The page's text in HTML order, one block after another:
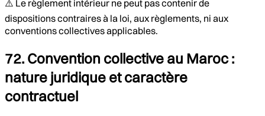
⚠️ Le règlement intérieur ne peut pas contenir de
dispositions contraires à la loi, aux règlements, ni aux
conventions collectives applicables.
72. Convention collective au Maroc :
nature juridique et caractère
contractuel